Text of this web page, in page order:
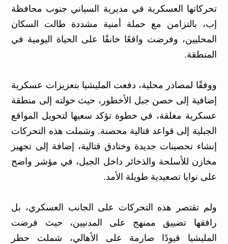
تحركاتها العسكرية في مديرية السياني جنوب محافظة
إب، بالتزامن مع حملة أمنية مشددة طالت السكان
المحليين، وفرضت واقعًا خانقًا على الحياة اليومية في
المنطقة.
ووفقًا لمصادر محلية، دفعت المليشيا بتعزيزات عسكرية
إضافية إلى حصن جبل الأخطور، حيث حولته إلى منطقة
عسكرية مغلقة، في خطوة تؤكد سعيها لتحويل المواقع
الجبلية إلى قواعد قتالية محصنة. وشملت هذه التحركات
إنشاء تحصينات جديدة وخنادق قتالية، إضافة إلى تجهيز
مخازن للأسلحة والذخائر داخل الجبل، في مؤشر واضح
على نوايا تصعيدية طويلة الأمد.
ولم تقتصر هذه التحركات على الجانب العسكري، بل
رافقها تضييق ممنهج على المدنيين، حيث فرضت
المليشيا قيودًا صارمة على الأهالي، شملت حظر